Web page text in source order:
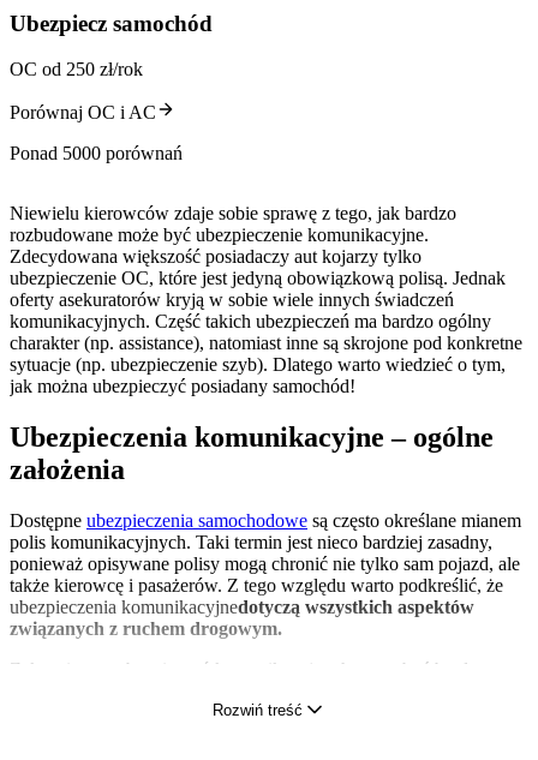
Ubezpiecz samochód
OC od 250 zł/rok
Porównaj OC i AC
Ponad 5000 porównań
Niewielu kierowców zdaje sobie sprawę z tego, jak bardzo
rozbudowane może być ubezpieczenie komunikacyjne.
Zdecydowana większość posiadaczy aut kojarzy tylko
ubezpieczenie OC, które jest jedyną obowiązkową polisą. Jednak
oferty asekuratorów kryją w sobie wiele innych świadczeń
komunikacyjnych. Część takich ubezpieczeń ma bardzo ogólny
charakter (np. assistance), natomiast inne są skrojone pod konkretne
sytuacje (np. ubezpieczenie szyb). Dlatego warto wiedzieć o tym,
jak można ubezpieczyć posiadany samochód!
Ubezpieczenia komunikacyjne – ogólne
założenia
Dostępne ubezpieczenia samochodowe są często określane mianem
polis komunikacyjnych. Taki termin jest nieco bardziej zasadny,
ponieważ opisywane polisy mogą chronić nie tylko sam pojazd, ale
także kierowcę i pasażerów. Z tego względu warto podkreślić, że
ubezpieczenia komunikacyjnedotyczą wszystkich aspektów
związanych z ruchem drogowym.
Zakres i ceny ubezpieczeń komunikacyjnych mogą być bardzo
Rozwiń treść